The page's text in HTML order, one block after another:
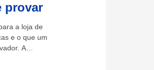
provar
a loja de
e o que um
A